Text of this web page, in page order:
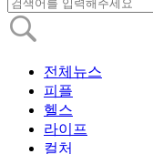
전체뉴스
피플
헬스
라이프
컬처